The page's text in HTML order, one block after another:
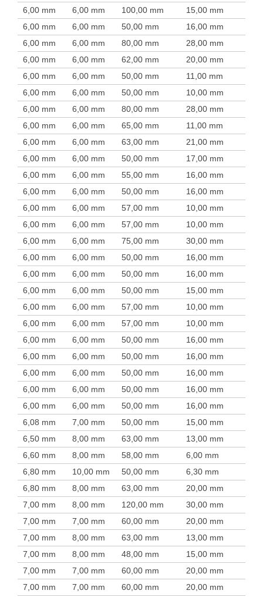
6,00 mm
6,00 mm 100,00 mm 15,00 mm
6,00 mm
6,00 mm 50,00 mm 16,00 mm
6,00 mm
6,00 mm 80,00 mm 28,00 mm
6,00 mm
6,00 mm 62,00 mm 20,00 mm
6,00 mm
6,00 mm 50,00 mm 11,00 mm
6,00 mm
6,00 mm 50,00 mm 10,00 mm
6,00 mm
6,00 mm 80,00 mm 28,00 mm
6,00 mm
6,00 mm 65,00 mm 11,00 mm
6,00 mm
6,00 mm 63,00 mm 21,00 mm
6,00 mm
6,00 mm 50,00 mm 17,00 mm
6,00 mm
6,00 mm 55,00 mm 16,00 mm
6,00 mm
6,00 mm 50,00 mm 16,00 mm
6,00 mm
6,00 mm 57,00 mm 10,00 mm
6,00 mm
6,00 mm 57,00 mm 10,00 mm
6,00 mm
6,00 mm 75,00 mm 30,00 mm
6,00 mm
6,00 mm 50,00 mm 16,00 mm
6,00 mm
6,00 mm 50,00 mm 16,00 mm
6,00 mm
6,00 mm 50,00 mm 15,00 mm
6,00 mm
6,00 mm 57,00 mm 10,00 mm
6,00 mm
6,00 mm 57,00 mm 10,00 mm
6,00 mm
6,00 mm 50,00 mm 16,00 mm
6,00 mm
6,00 mm 50,00 mm 16,00 mm
6,00 mm
6,00 mm 50,00 mm 16,00 mm
6,00 mm
6,00 mm 50,00 mm 16,00 mm
6,00 mm
6,00 mm 50,00 mm 16,00 mm
6,08 mm
7,00 mm 50,00 mm 15,00 mm
6,50 mm
8,00 mm 63,00 mm 13,00 mm
6,60 mm
8,00 mm 58,00 mm 6,00 mm
6,80 mm
10,00 mm 50,00 mm 6,30 mm
6,80 mm
8,00 mm 63,00 mm 20,00 mm
7,00 mm
8,00 mm 120,00 mm 30,00 mm
7,00 mm
7,00 mm 60,00 mm 20,00 mm
7,00 mm
8,00 mm 63,00 mm 13,00 mm
7,00 mm
8,00 mm 48,00 mm 15,00 mm
7,00 mm
7,00 mm 60,00 mm 20,00 mm
7,00 mm
7,00 mm 60,00 mm 20,00 mm